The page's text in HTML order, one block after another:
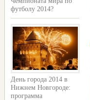
футболу 2014?
День города 2014 в
Нижнем Новгороде:
программа